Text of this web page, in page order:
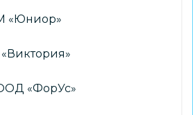
«Юниор»
«ФорУс»